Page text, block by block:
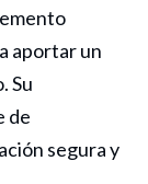
aportar un
Su
de
segura y